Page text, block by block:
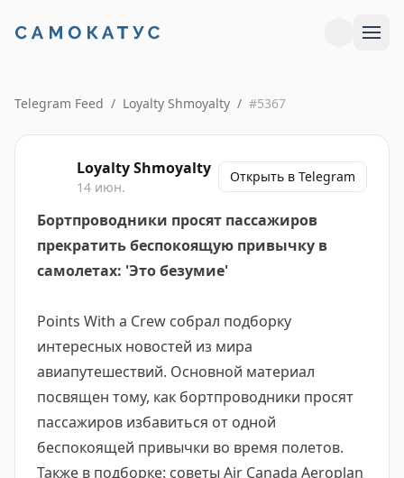
Telegram Feed / Loyalty Shmoyalty / #5367
Loyalty Shmoyalty
14 июн.
Открыть в Telegram
Бортпроводники просят пассажиров
прекратить беспокоящую привычку в
самолетах: 'Это безумие'
Points With a Crew собрал подборку
интересных новостей из мира
авиапутешествий. Основной материал
посвящен тому, как бортпроводники просят
пассажиров избавиться от одной
беспокоящей привычки во время полетов.
Также в подборке: советы Air Canada Aeroplan